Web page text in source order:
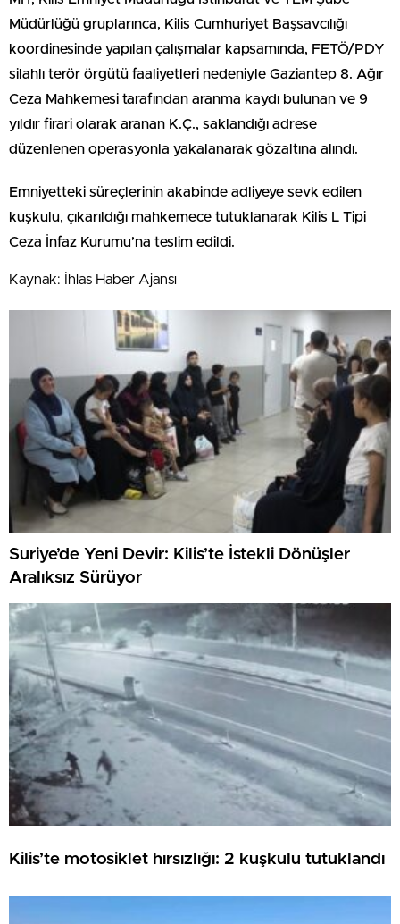
Müdürlüğü gruplarınca, Kilis Cumhuriyet Başsavcılığı
koordinesinde yapılan çalışmalar kapsamında, FETÖ/PDY
silahlı terör örgütü faaliyetleri nedeniyle Gaziantep 8. Ağır
Ceza Mahkemesi tarafından aranma kaydı bulunan ve 9
yıldır firari olarak aranan K.Ç., saklandığı adrese
düzenlenen operasyonla yakalanarak gözaltına alındı.
Emniyetteki süreçlerinin akabinde adliyeye sevk edilen
kuşkulu, çıkarıldığı mahkemece tutuklanarak Kilis L Tipi
Ceza İnfaz Kurumu’na teslim edildi.
Kaynak: İhlas Haber Ajansı
Suriye’de Yeni Devir: Kilis’te İstekli Dönüşler
Aralıksız Sürüyor
Kilis’te motosiklet hırsızlığı: 2 kuşkulu tutuklandı